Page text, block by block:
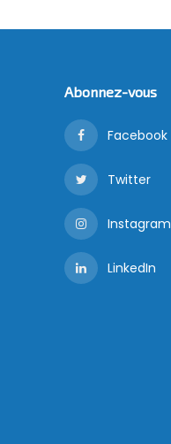
Abonnez-vous
Facebook
Twitter
Instagram
LinkedIn